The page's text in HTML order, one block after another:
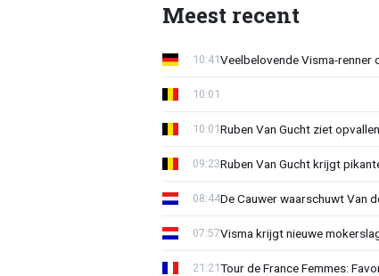
Meest recent
Veelbelovende Visma-renner
10:41
10:01
Ruben Van Gucht ziet
10:01
Ruben Van Gucht krijgt
09:23
De Cauwer waarschuwt Van
08:44
Visma krijgt nieuwe
07:57
Tour de France Femmes:
21:21